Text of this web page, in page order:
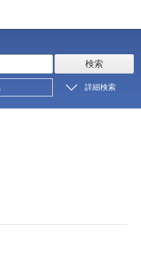
検索
詳細検索